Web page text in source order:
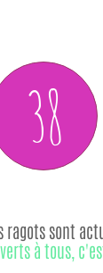
38
ragots sont
à tous,